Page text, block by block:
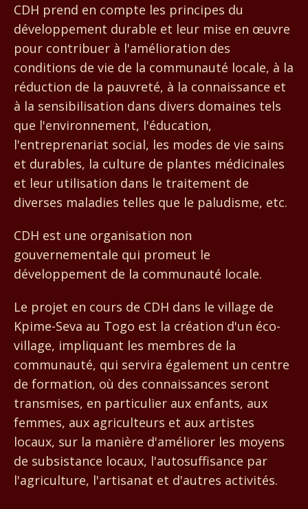
CDH prend en compte les principes du
développement durable et leur mise en œuvre
pour contribuer à l'amélioration des
conditions de vie de la communauté locale, à la
réduction de la pauvreté, à la connaissance et
à la sensibilisation dans divers domaines tels
que l'environnement, l'éducation,
l'entreprenariat social, les modes de vie sains
et durables, la culture de plantes médicinales
et leur utilisation dans le traitement de
diverses maladies telles que le paludisme, etc.
CDH est une organisation non
gouvernementale qui promeut le
développement de la communauté locale.
Le projet en cours de CDH dans le village de
Kpime-Seva au Togo est la création d'un éco-
village, impliquant les membres de la
communauté, qui servira également un centre
de formation, où des connaissances seront
transmises, en particulier aux enfants, aux
femmes, aux agriculteurs et aux artistes
locaux, sur la manière d'améliorer les moyens
de subsistance locaux, l'autosuffisance par
l'agriculture, l'artisanat et d'autres activités.